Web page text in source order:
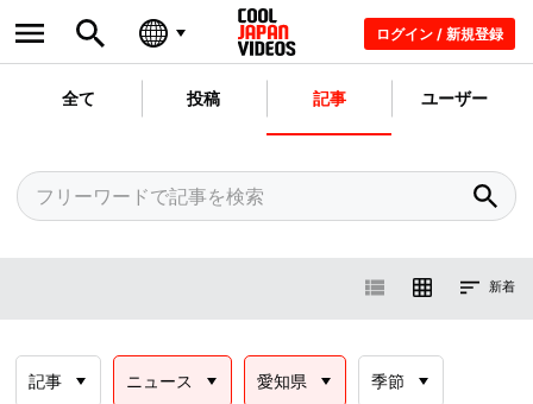
ログイン / 新規登録
全て 投稿 記事 ユーザー
新着
記事 ニュース 愛知県 季節